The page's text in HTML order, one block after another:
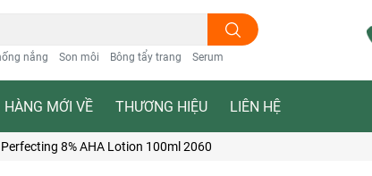
nắng Son môi Bông tẩy trang Serum
HÀNG MỚI VỀ THƯƠNG HIỆU LIÊN HỆ
8% AHA Lotion 100ml 2060